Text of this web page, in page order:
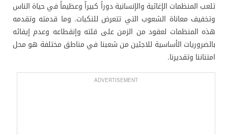
تلعب المنظمات الإغاثية والإنسانية دوراً كبيراً وعظيماً في حياة الناس
وتخفيف معاناة الشعوب التي تتعرض للنكبات. وما قدمته وتقدمه
هذه المنظمات لعقود من الزمن على قلته وإنقطاعه وعدم إيفائه
بالضروريات الأساسية للاجئين من شعبنا في مناطق مختلفة هو محل
امتناننا وتقديرنا.
ADVERTISEMENT